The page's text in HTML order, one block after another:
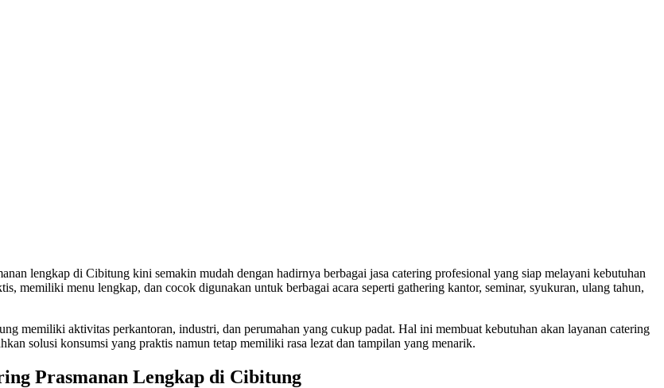
lengkap di Cibitung kini semakin mudah dengan hadirnya berbagai jasa catering profesional yang siap melayani kebutuhan
memiliki menu lengkap, dan cocok digunakan untuk berbagai acara seperti gathering kantor, seminar, syukuran, ulang tahun,
memiliki aktivitas perkantoran, industri, dan perumahan yang cukup padat. Hal ini membuat kebutuhan akan layanan catering
solusi konsumsi yang praktis namun tetap memiliki rasa lezat dan tampilan yang menarik.
Prasmanan Lengkap di Cibitung